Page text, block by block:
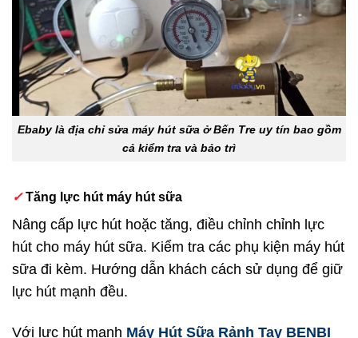
Ebaby là địa chỉ sửa máy hút sữa ở Bến Tre uy tín bao gồm
cả kiểm tra và bảo trì
✓Tăng lực hút máy hút sữa
Nâng cấp lực hút hoặc tăng, điều chỉnh chỉnh lực
hút cho máy hút sữa. Kiểm tra các phụ kiện máy hút
sữa đi kèm. Hướng dẫn khách cách sử dụng để giữ
lực hút mạnh đều.
Với lực hút mạnh Máy Hút Sữa Rảnh Tay BENBI